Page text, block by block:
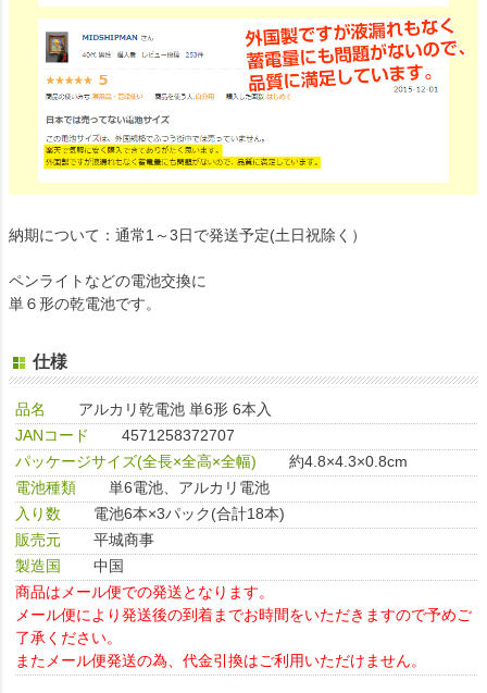
納期について：通常1～3日で発送予定(土日祝除く）
ペンライトなどの電池交換に
単６形の乾電池です。
仕様
品名
アルカリ乾電池 単6形 6本入
JANコード
4571258372707
パッケージサイズ(全長×全高×全幅)
約4.8×4.3×0.8cm
電池種類
単6電池、アルカリ電池
入り数
電池6本×3パック(合計18本)
販売元
平城商事
製造国
中国
商品はメール便での発送となります。
メール便により発送後の到着までお時間をいただきますので予めご
了承ください。
またメール便発送の為、代金引換はご利用いただけません。